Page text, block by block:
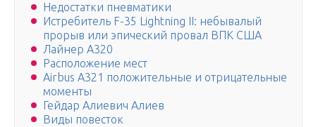
Недостатки пневматики
Истребитель F-35 Lightning II: небывалый
прорыв или эпический провал ВПК США
Лайнер А320
Расположение мест
Airbus А321 положительные и отрицательные
моменты
Гейдар Алиевич Алиев
Виды повесток